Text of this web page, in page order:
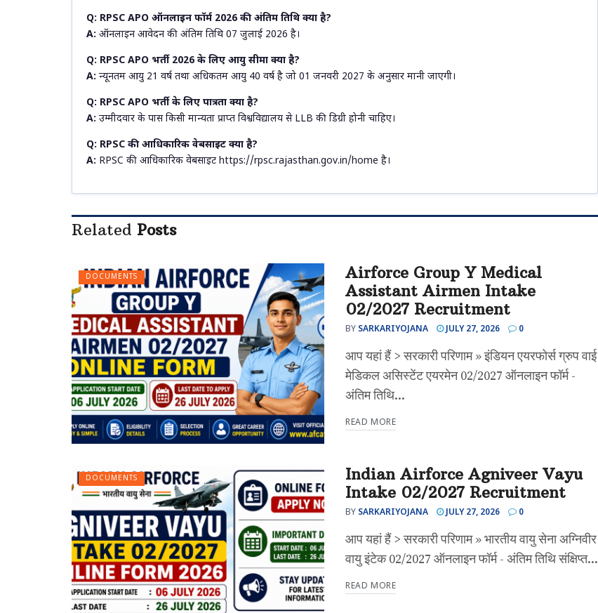
Q: RPSC APO ऑनलाइन फॉर्म 2026 की अंतिम तिथि क्या है?
A: ऑनलाइन आवेदन की अंतिम तिथि 07 जुलाई 2026 है।
Q: RPSC APO भर्ती 2026 के लिए आयु सीमा क्या है?
A: न्यूनतम आयु 21 वर्ष तथा अधिकतम आयु 40 वर्ष है जो 01 जनवरी 2027 के अनुसार मानी जाएगी।
Q: RPSC APO भर्ती के लिए पात्रता क्या है?
A: उम्मीदवार के पास किसी मान्यता प्राप्त विश्वविद्यालय से LLB की डिग्री होनी चाहिए।
Q: RPSC की आधिकारिक वेबसाइट क्या है?
A: RPSC की आधिकारिक वेबसाइट https://rpsc.rajasthan.gov.in/home है।
Related Posts
DOCUMENTS
Airforce Group Y Medical
Assistant Airmen Intake
02/2027 Recruitment
BY SARKARIYOJANA JULY 27, 2026 0
आप यहां हैं > सरकारी परिणाम » इंडियन एयरफोर्स ग्रुप वाई
मेडिकल असिस्टेंट एयरमेन 02/2027 ऑनलाइन फॉर्म -
अंतिम तिथि...
READ MORE
DOCUMENTS
Indian Airforce Agniveer Vayu
Intake 02/2027 Recruitment
BY SARKARIYOJANA JULY 27, 2026 0
आप यहां हैं > सरकारी परिणाम » भारतीय वायु सेना अग्निवीर
वायु इंटेक 02/2027 ऑनलाइन फॉर्म - अंतिम तिथि संक्षिप्त...
READ MORE